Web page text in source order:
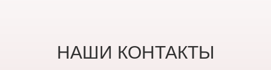
НАШИ КОНТАКТЫ